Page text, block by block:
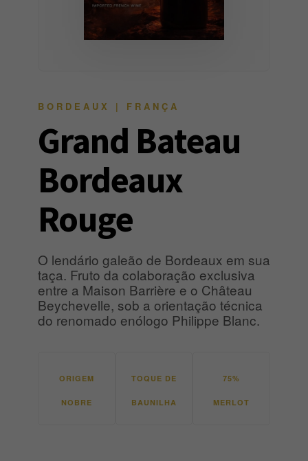
BORDEAUX | FRANÇA
Grand Bateau
Bordeaux
Rouge
O lendário galeão de Bordeaux em sua
taça. Fruto da colaboração exclusiva
entre a Maison Barrière e o Château
Beychevelle, sob a orientação técnica
do renomado enólogo Philippe Blanc.
ORIGEM
NOBRE
TOQUE DE
BAUNILHA
75%
MERLOT